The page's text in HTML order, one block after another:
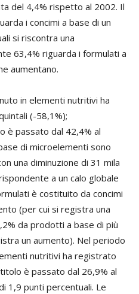
del 4,4% rispetto al 2002. Il
i concimi a base di un
si riscontra una
63,4% riguarda i formulati a
aumentano.
in elementi nutritivi ha
(-58,1%);
è passato dal 42,4% al
di microelementi sono
una diminuzione di 31 mila
a un calo globale
è costituito da concimi
(per cui si registra una
da prodotti a base di più
un aumento). Nel periodo
nutritivi ha registrato
è passato dal 26,9% al
1,9 punti percentuali. Le